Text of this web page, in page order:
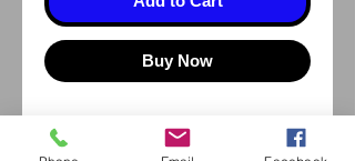
Buy Now